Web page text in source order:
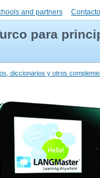
and partners Contacto
para
diccionarios y otros